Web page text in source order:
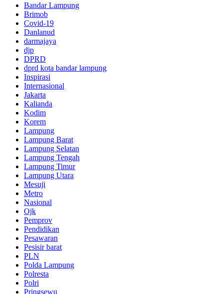
casino
https://sodo66-
s777.com
lk88
casino
kingbet86
casino
dbet12
casino
luck8
casino
w388
casino
tk66
Osvmiddleeast
Amzonmytvamzon
Hienphap
Jewelrycurrent
Yoolga
Bandar Lampung
Brimob
Covid-19
Danlanud
darmajaya
djp
DPRD
dprd kota bandar lampung
Inspirasi
Internasional
Jakarta
Kalianda
Kodim
Korem
Lampung
Lampung Barat
Lampung Selatan
Lampung Tengah
Lampung Timur
Lampung Utara
Mesuji
Metro
Nasional
Ojk
Pemprov
Pendidikan
Pesawaran
Pesisir barat
PLN
Polda Lampung
Polresta
Polri
Pringsewu